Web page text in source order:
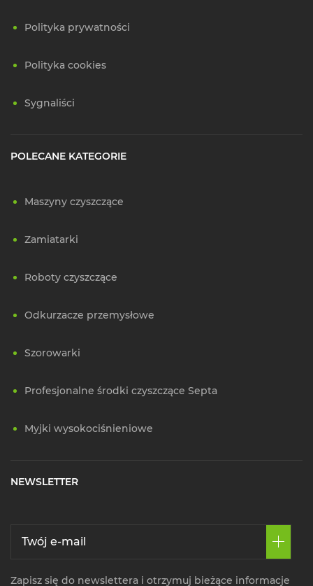
Polityka prywatności
Polityka cookies
Sygnaliści
POLECANE KATEGORIE
Maszyny czyszczące
Zamiatarki
Roboty czyszczące
Odkurzacze przemysłowe
Szorowarki
Profesjonalne środki czyszczące Septa
Myjki wysokociśnieniowe
NEWSLETTER
Zapisz się do newslettera i otrzymuj bieżące informacje